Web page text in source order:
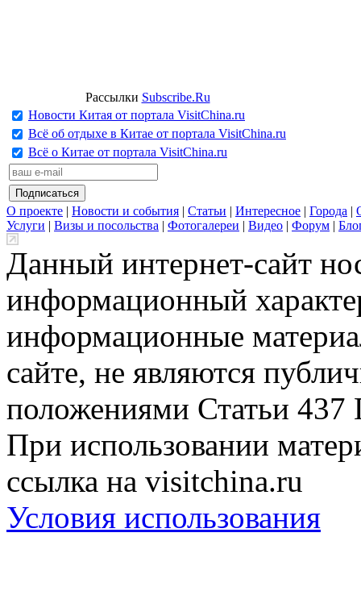
Рассылки Subscribe.Ru
Новости Китая от портала VisitChina.ru
Всё об отдыхе в Китае от портала VisitChina.ru
Всё о Китае от портала VisitChina.ru
О проекте | Новости и события | Статьи | Интересное | Города |
Услуги | Визы и посольства | Фотогалереи | Видео | Форум |
Данный интернет-сайт
информационный
информационные
сайте, не являются
положениями Статьи 437
При использовании
ссылка на visitchina.ru
Условия использования